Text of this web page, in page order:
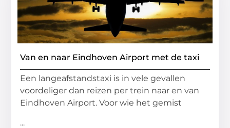
Van en naar Eindhoven Airport met de taxi
Een langeafstandstaxi is in vele gevallen
voordeliger dan reizen per trein naar en van
Eindhoven Airport. Voor wie het gemist
...